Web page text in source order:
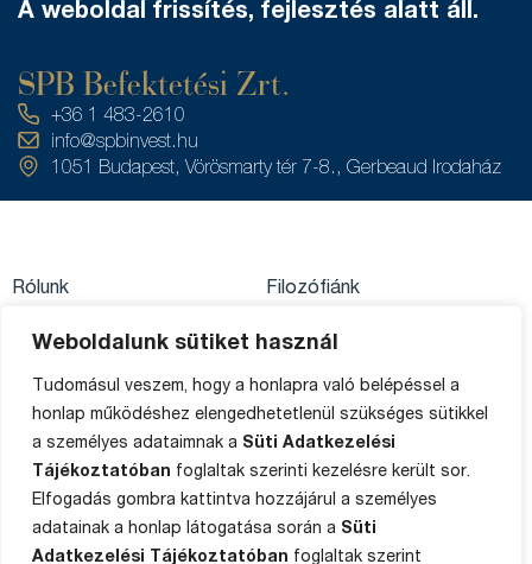
Weboldalunk sütiket használ
Tudomásul veszem, hogy a honlapra való belépéssel a
honlap működéshez elengedhetetlenül szükséges sütikkel
a személyes adataimnak a Süti Adatkezelési
Tájékoztatóban foglaltak szerinti kezelésre került sor.
Elfogadás gombra kattintva hozzájárul a személyes
adatainak a honlap látogatása során a Süti
Adatkezelési Tájékoztatóban foglaltak szerint
A weboldal frissítés, fejlesztés alatt áll.
SPB Befektetési Zrt.
+36 1 483-2610
info@spbinvest.hu
1051 Budapest, Vörösmarty tér 7-8., Gerbeaud Irodaház
Rólunk
Private Banking
Ügyféltájékoztató
Sütik
Filozófiánk
Impresszum
Média
Panaszkezelés
Oldaltérkép